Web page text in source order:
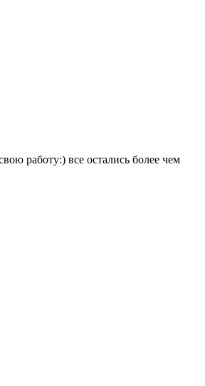
работу:) все остались более чем